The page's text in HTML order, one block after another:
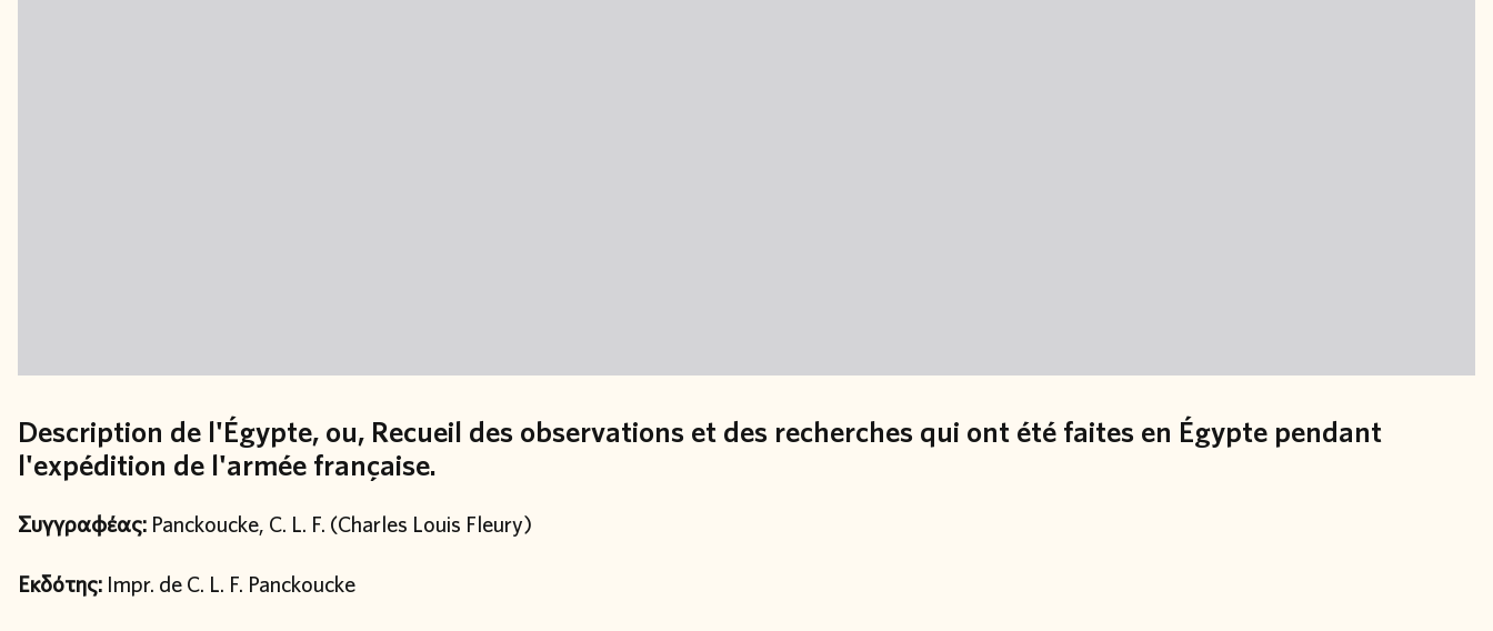
Description de l'Égypte, ou, Recueil des observations et des recherches qui ont été faites en Égypte pendant
l'expédition de l'armée française.
Συγγραφέας: Panckoucke, C. L. F. (Charles Louis Fleury)
Εκδότης: Impr. de C. L. F. Panckoucke